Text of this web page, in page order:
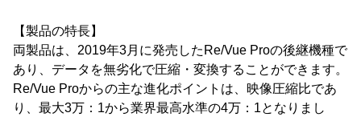
【製品の特長】
両製品は、2019年3月に発売したRe/Vue Proの後継機種で
あり、データを無劣化で圧縮・変換することができます。
Re/Vue Proからの主な進化ポイントは、映像圧縮比であ
り、最大3万：1から業界最高水準の4万：1となりまし